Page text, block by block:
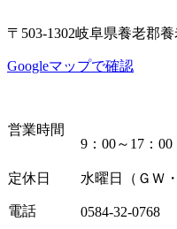
〒503-1302岐阜県養老郡
Googleマップで確認
営業時間
9：00～17：00
定休日 水曜日（ＧＷ
電話 0584-32-0768